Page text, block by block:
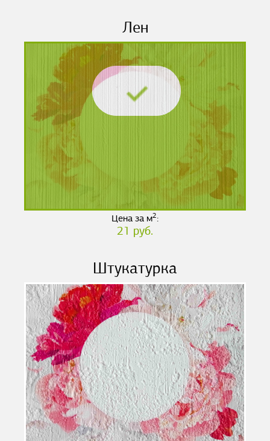
Лен
Цена за м2:
21 руб.
Штукатурка